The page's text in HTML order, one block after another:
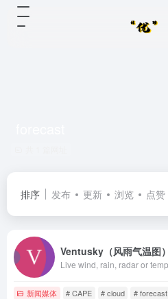
排序 发布 更新 浏览 点赞
Ventusky（风雨气温图）
新闻媒体 # CAPE # cloud # forecast